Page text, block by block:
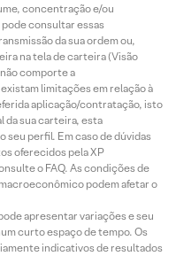
concentração e/ou
pode consultar essas
da sua ordem ou,
na tela de carteira (Visão
comporte a
limitações em relação à
aplicação/contratação, isto
da sua carteira, esta
seu perfil. Em caso de dúvidas
oferecidos pela XP
o FAQ. As condições de
podem afetar o
apresentar variações e seu
curto espaço de tempo. Os
indicativos de resultados